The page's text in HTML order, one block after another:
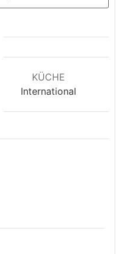
KÜCHE
International